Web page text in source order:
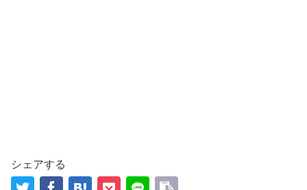
シェアする